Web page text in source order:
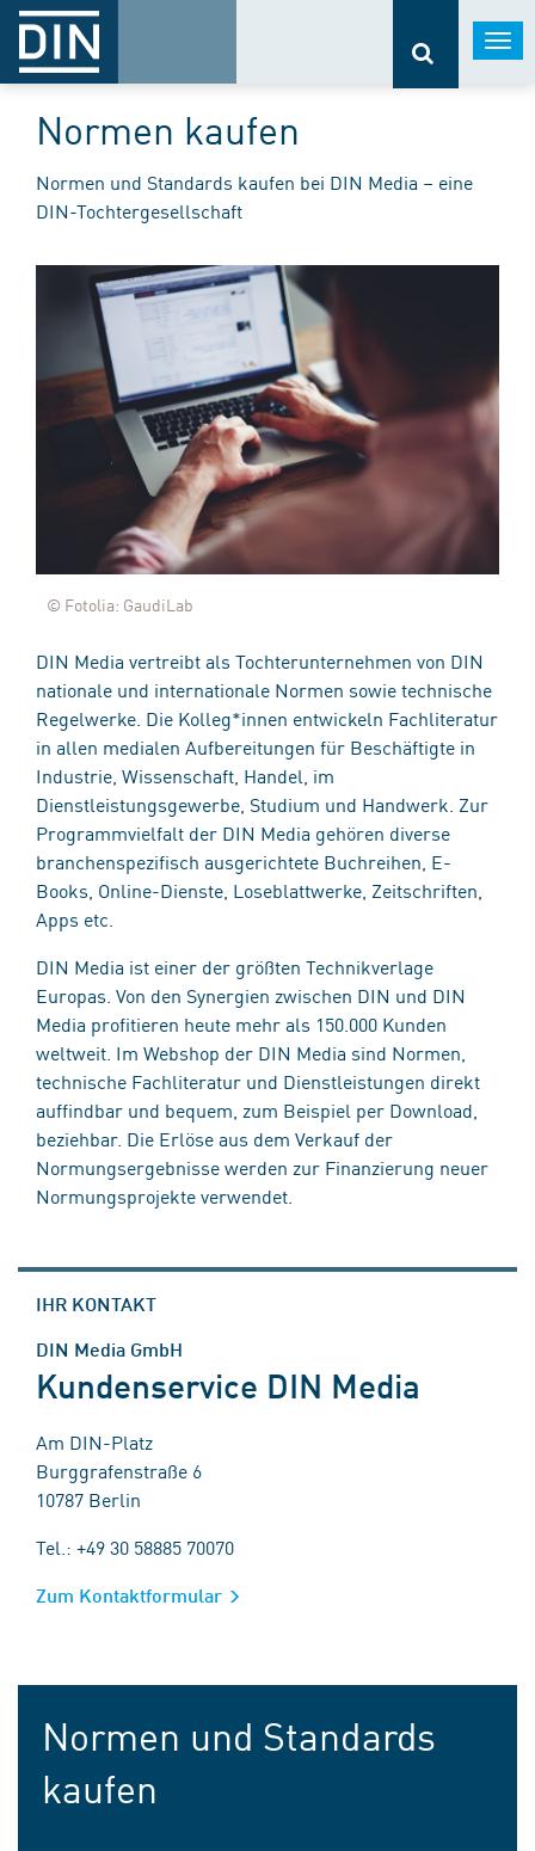
Normen kaufen
Normen und Standards kaufen bei DIN Media – eine
DIN-Tochtergesellschaft
© Fotolia: GaudiLab
DIN Media vertreibt als Tochterunternehmen von DIN
nationale und internationale Normen sowie technische
Regelwerke. Die Kolleg*innen entwickeln Fachliteratur
in allen medialen Aufbereitungen für Beschäftigte in
Industrie, Wissenschaft, Handel, im
Dienstleistungsgewerbe, Studium und Handwerk. Zur
Programmvielfalt der DIN Media gehören diverse
branchenspezifisch ausgerichtete Buchreihen, E-
Books, Online-Dienste, Loseblattwerke, Zeitschriften,
Apps etc.
DIN Media ist einer der größten Technikverlage
Europas. Von den Synergien zwischen DIN und DIN
Media profitieren heute mehr als 150.000 Kunden
weltweit. Im Webshop der DIN Media sind Normen,
technische Fachliteratur und Dienstleistungen direkt
auffindbar und bequem, zum Beispiel per Download,
beziehbar. Die Erlöse aus dem Verkauf der
Normungsergebnisse werden zur Finanzierung neuer
Normungsprojekte verwendet.
IHR KONTAKT
DIN Media GmbH
Kundenservice DIN Media
Am DIN-Platz
Burggrafenstraße 6
10787 Berlin
Tel.: +49 30 58885 70070
Zum Kontaktformular
Normen und Standards
kaufen